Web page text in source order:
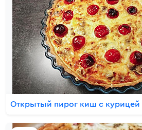
Открытый пирог киш с курицей